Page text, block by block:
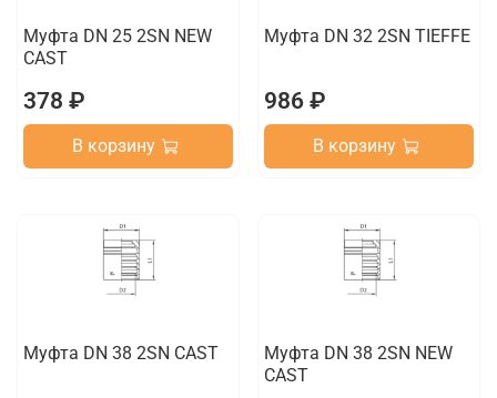
Муфта DN 25 2SN NEW
CAST
378 ₽
В корзину
Муфта DN 32 2SN TIEFFE
986 ₽
В корзину
Муфта DN 38 2SN CAST
Муфта DN 38 2SN NEW
CAST